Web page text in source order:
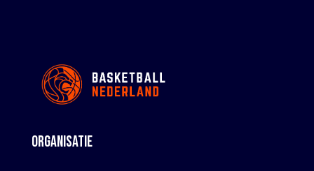
ORGANISATIE